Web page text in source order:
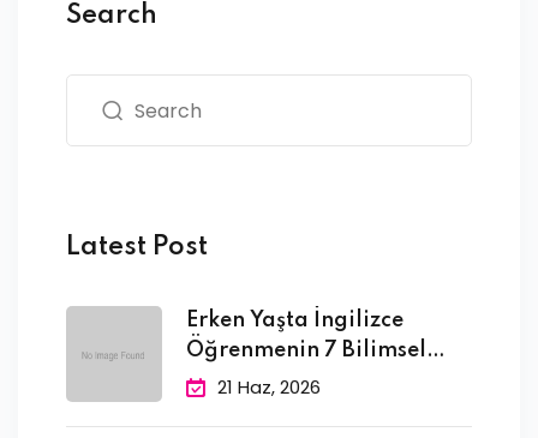
Search
Latest Post
Erken Yaşta İngilizce
Öğrenmenin 7 Bilimsel
Faydası
21 Haz, 2026